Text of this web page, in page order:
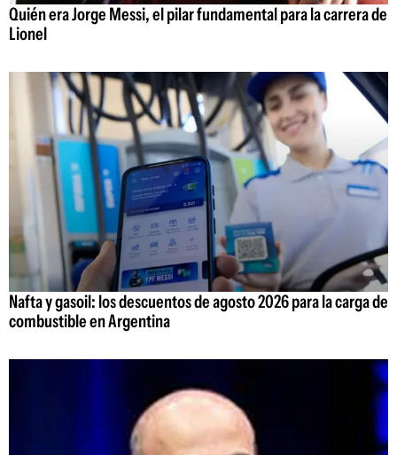
Quién era Jorge Messi, el pilar fundamental para la carrera de
Lionel
Nafta y gasoil: los descuentos de agosto 2026 para la carga de
combustible en Argentina